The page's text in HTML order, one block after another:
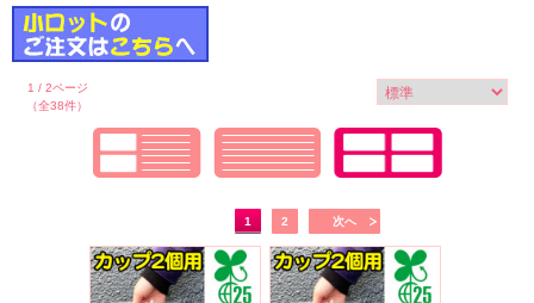
1 / 2ページ
（全38件）
1 2 次へ